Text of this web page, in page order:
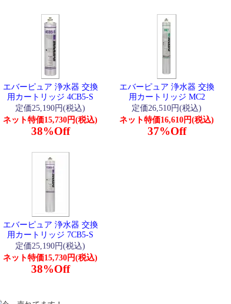
エバーピュア 浄水器 交換
用カートリッジ 4CB5-S
定価25,190円(税込)
ネット特価15,730円(税込)
38%Off
エバーピュア 浄水器 交換
用カートリッジ MC2
定価26,510円(税込)
ネット特価16,610円(税込)
37%Off
エバーピュア 浄水器 交換
用カートリッジ 7CB5-S
定価25,190円(税込)
ネット特価15,730円(税込)
38%Off